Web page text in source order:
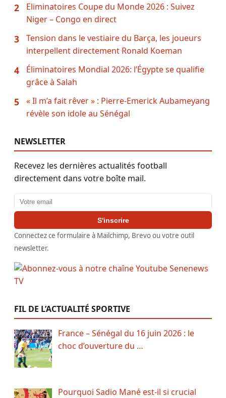
2
Eliminatoires Coupe du Monde 2026 : Suivez
Niger – Congo en direct
3
Tension dans le vestiaire du Barça, les joueurs
interpellent directement Ronald Koeman
4
Éliminatoires Mondial 2026: l’Égypte se qualifie
grâce à Salah
5
« Il m’a fait rêver » : Pierre-Emerick Aubameyang
révèle son idole au Sénégal
NEWSLETTER
Recevez les dernières actualités football
directement dans votre boîte mail.
Adresse email
S'inscrire
Connectez ce formulaire à Mailchimp, Brevo ou votre outil
newsletter.
FIL DE L’ACTUALITÉ SPORTIVE
France – Sénégal du 16 juin 2026 : le
choc d’ouverture du …
Pourquoi Sadio Mané est-il si crucial